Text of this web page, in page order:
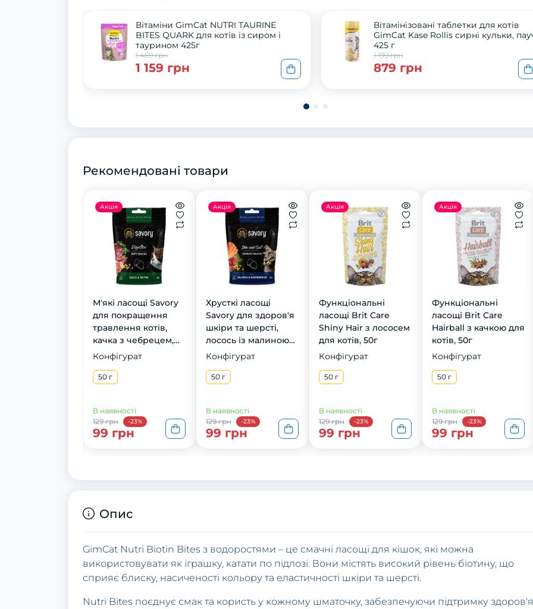
Вітаміни GimCat NUTRI TAURINE
BITES QUARK для котів із сиром і
таурином 425г
1 469 грн
1 159 грн
Вітамінізовані таблетки для котів
GimCat Kase Rollis сирні кульки,
425 г
1 199 грн
879 грн
Рекомендовані товари
Акція
М'які ласощі Savory
для покращення
травлення котів,
качка з чебрецем,
50 г
Конфігурат
50 г
В наявності
129 грн
-23%
99 грн
Акція
Хрусткі ласощі
Savory для здоров'я
шкіри та шерсті,
лосось із малиною
50 г
Конфігурат
50 г
В наявності
129 грн
-23%
99 грн
Акція
Функціональні
ласощі Brit Care
Shiny Hair з лососем
для котів, 50г
Конфігурат
50 г
В наявності
129 грн
-23%
99 грн
Акція
Функціональні
ласощі Brit Care
Hairball з качкою для
котів, 50г
Конфігурат
50 г
В наявності
129 грн
-23%
99 грн
Опис
GimCat Nutri Biotin Bites з водоростями – це смачні ласощі для кішок, які можна
використовувати як іграшку, катати по підлозі. Вони містять високий рівень біотину, що
сприяє блиску, насиченості кольору та еластичності шкіри та шерсті.
Nutri Bites поєднує смак та користь у кожному шматочку, забезпечуючи підтримку здоров'я